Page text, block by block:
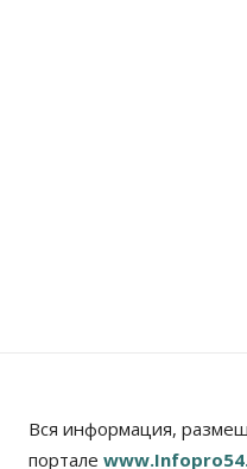
Вся информация,
портале